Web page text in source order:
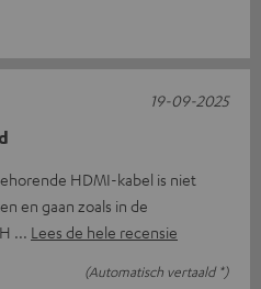
HDMI-kabel is niet
en gaan zoals in de
Lees de hele recensie
(Automatisch vertaald *)
19-09-2025